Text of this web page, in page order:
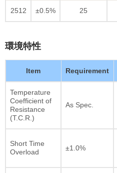
2512 ±0.5% 25
環境特性
Item Requirement
Temperature
Coefficient of
Resistance
(T.C.R.)
As Spec.
Short Time
Overload
±1.0%